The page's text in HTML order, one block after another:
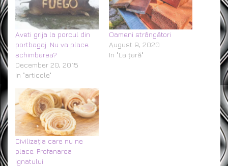
Aveti grija la porcul din
portbagaj. Nu va place
schimbarea?
December 20, 2015
In "articole"
Oameni strângători
August 9, 2020
In "La țară"
Civilizația care nu ne
place. Profanarea
ignatului